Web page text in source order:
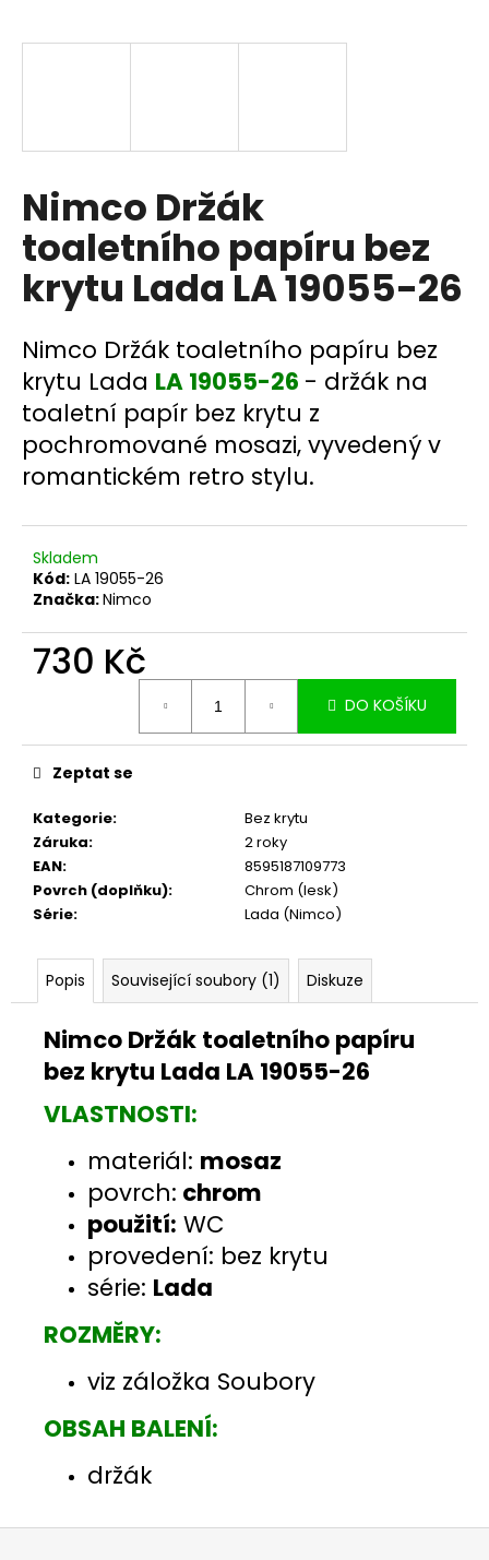
Nimco Držák
toaletního papíru bez
krytu Lada LA 19055-26
Nimco Držák toaletního papíru bez
krytu Lada LA 19055-26 - držák na
toaletní papír bez krytu z
pochromované mosazi, vyvedený v
romantickém retro stylu.
Skladem
Kód: LA 19055-26
Značka:Nimco
730 Kč
DO KOŠÍKU
Kategorie:
Bez krytu
Záruka:
2 roky
EAN:
8595187109773
Povrch (doplňku):
Chrom (lesk)
Série: Lada (Nimco)
Zeptat se
Popis Související soubory (1) Diskuze
Nimco Držák toaletního papíru
bez krytu Lada LA 19055-26
VLASTNOSTI:
materiál: mosaz
povrch: chrom
použití: WC
provedení: bez krytu
série: Lada
ROZMĚRY:
viz záložka Soubory
OBSAH BALENÍ:
držák
j
?
HLEDAT
D
o
p
o
r
u
č
e
m
e
Z